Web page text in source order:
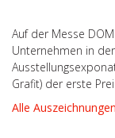
Auf der Messe
Unternehmen in
Grafit) der erste
Alle Auszeichnungen